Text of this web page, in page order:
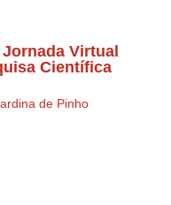
Virtual
Científica
de Pinho